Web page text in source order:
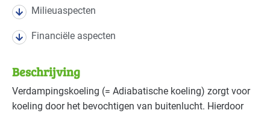
Kantoren
Sport - overig Gevorderd
Sport - zwembaden Gevorderd
Milieuaspecten
Financiële aspecten
Beschrijving
Verdampingskoeling (= Adiabatische koeling) zorgt voor
koeling door het bevochtigen van buitenlucht. Hierdoor